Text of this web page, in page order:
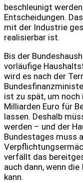
beschleunigt
Entscheidungen.
mit der Industrie
realisierbar ist.
Bis der
vorläufige
wird es nach der
ist zu spät, um noch
Milliarden Euro für
lassen. Deshalb
werden – und der
Bundestages muss
verfällt das
auch dann, wenn
kann.